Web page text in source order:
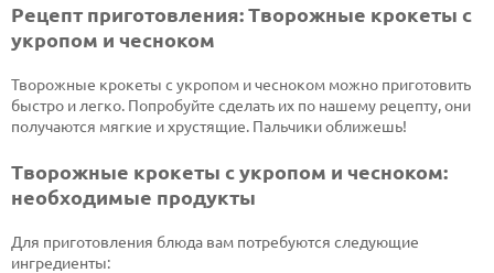
Рецепт приготовления: Творожные крокеты с
укропом и чесноком
Творожные крокеты с укропом и чесноком можно приготовить
быстро и легко. Попробуйте сделать их по нашему рецепту, они
получаются мягкие и хрустящие. Пальчики оближешь!
Творожные крокеты с укропом и чесноком:
необходимые продукты
Для приготовления блюда вам потребуются следующие
ингредиенты: